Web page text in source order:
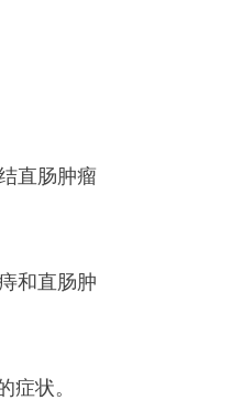
直肠肿瘤
和直肠肿
症状。